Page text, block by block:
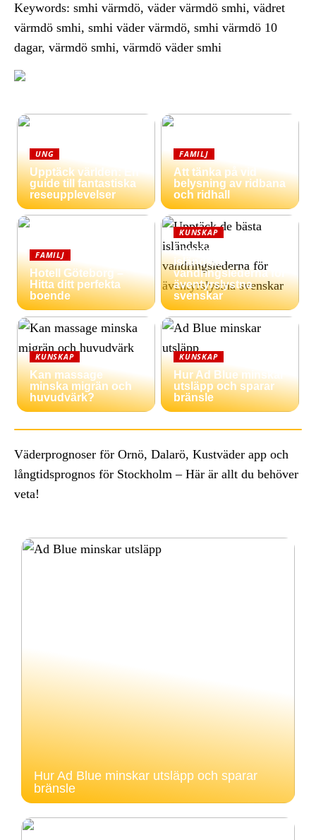
Keywords: smhi värmdö, väder värmdö smhi, vädret
värmdö smhi, smhi väder värmdö, smhi värmdö 10
dagar, värmdö smhi, värmdö väder smhi
UNG
Upptäck världen: En
guide till fantastiska
reseupplevelser
FAMILJ
Att tänka på vid
belysning av ridbana
och ridhall
FAMILJ
Hotell Göteborg –
Hitta ditt perfekta
boende
KUNSKAP
Upptäck de bästa
isländska
vandringslederna för
äventyrslystna
svenskar
KUNSKAP
Kan massage
minska migrän och
huvudvärk?
KUNSKAP
Hur Ad Blue minskar
utsläpp och sparar
bränsle
Väderprognoser för Ornö, Dalarö, Kustväder app och
långtidsprognos för Stockholm – Här är allt du behöver
veta!
Hur Ad Blue minskar utsläpp och sparar
bränsle